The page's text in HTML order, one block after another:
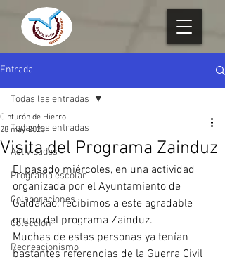
Entrada
Todas las entradas
Actividades
Programa escolar
Colaboraciones
Colección
Recreacionismo
Todas las entradas
Visita del Programa Zainduz
Cinturón de Hierro
28 may 2023
El pasado miércoles, en una actividad
organizada por el Ayuntamiento de
Galdakao, recibimos a este agradable
grupo del programa Zainduz.
Muchas de estas personas ya tenían
bastantes referencias de la Guerra Civil